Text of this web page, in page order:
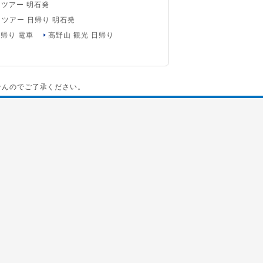
アー 明石発
アー 日帰り 明石発
り 電車
高野山 観光 日帰り
のでご了承ください。